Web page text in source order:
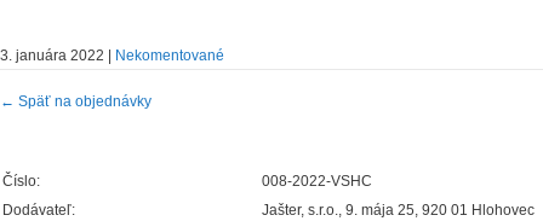
3. januára 2022 Nekomentované
← Späť na objednávky
Číslo:
008-2022-VSHC
Dodávateľ:
Jašter, s.r.o., 9. mája 25, 920 01 Hlohovec